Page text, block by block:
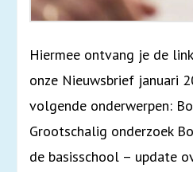
Hiermee ontvang je de
onze Nieuwsbrief januari
volgende onderwerpen:
Grootschalig onderzoek
de basisschool – update